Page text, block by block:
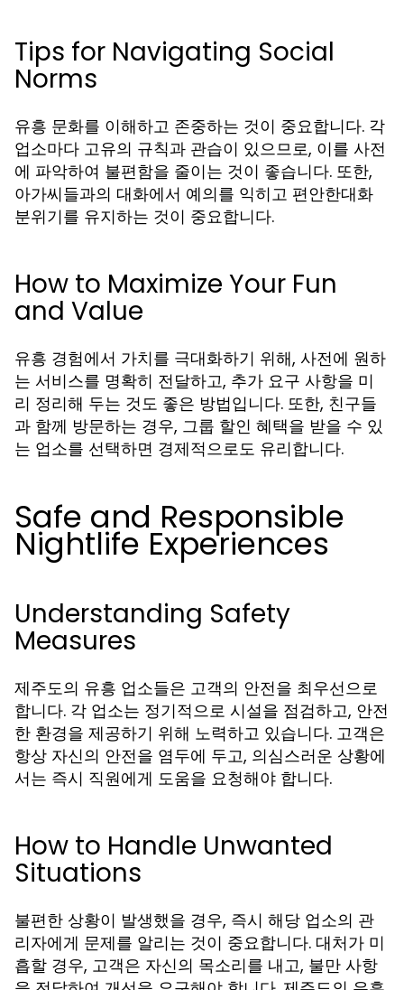
Tips for Navigating Social
Norms
유흥 문화를 이해하고 존중하는 것이 중요합니다. 각
업소마다 고유의 규칙과 관습이 있으므로, 이를 사전
에 파악하여 불편함을 줄이는 것이 좋습니다. 또한,
아가씨들과의 대화에서 예의를 익히고 편안한대화
분위기를 유지하는 것이 중요합니다.
How to Maximize Your Fun
and Value
유흥 경험에서 가치를 극대화하기 위해, 사전에 원하
는 서비스를 명확히 전달하고, 추가 요구 사항을 미
리 정리해 두는 것도 좋은 방법입니다. 또한, 친구들
과 함께 방문하는 경우, 그룹 할인 혜택을 받을 수 있
는 업소를 선택하면 경제적으로도 유리합니다.
Safe and Responsible
Nightlife Experiences
Understanding Safety
Measures
제주도의 유흥 업소들은 고객의 안전을 최우선으로
합니다. 각 업소는 정기적으로 시설을 점검하고, 안전
한 환경을 제공하기 위해 노력하고 있습니다. 고객은
항상 자신의 안전을 염두에 두고, 의심스러운 상황에
서는 즉시 직원에게 도움을 요청해야 합니다.
How to Handle Unwanted
Situations
불편한 상황이 발생했을 경우, 즉시 해당 업소의 관
리자에게 문제를 알리는 것이 중요합니다. 대처가 미
흡할 경우, 고객은 자신의 목소리를 내고, 불만 사항